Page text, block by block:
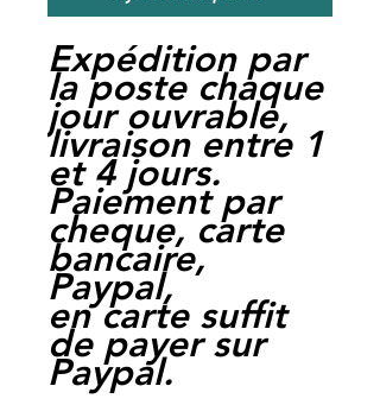
Expédition par
la poste chaque
jour ouvrable,
livraison entre 1
et 4 jours.
Paiement par
cheque, carte
bancaire,
Paypal,
en carte suffit
de payer sur
Paypal.